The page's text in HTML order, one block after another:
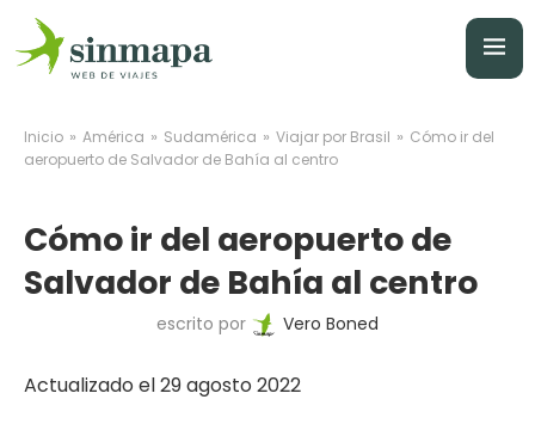
Inicio » América » Sudamérica » Viajar por Brasil » Cómo ir del
aeropuerto de Salvador de Bahía al centro
Cómo ir del aeropuerto de
Salvador de Bahía al centro
escrito por Vero Boned
Actualizado el 29 agosto 2022